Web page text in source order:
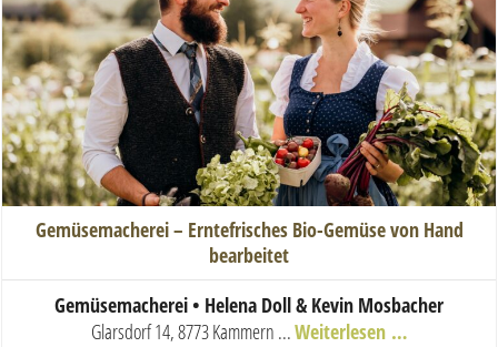
Gemüsemacherei – Erntefrisches Bio-Gemüse von Hand
bearbeitet
Gemüsemacherei • Helena Doll & Kevin Mosbacher
Glarsdorf 14, 8773 Kammern ...Weiterlesen …